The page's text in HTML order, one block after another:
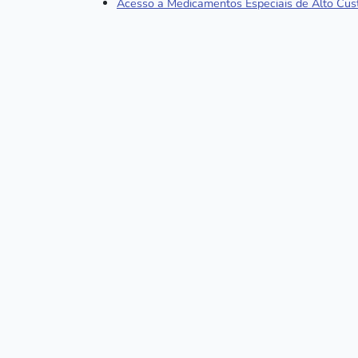
Acesso a Medicamentos Especiais de Alto